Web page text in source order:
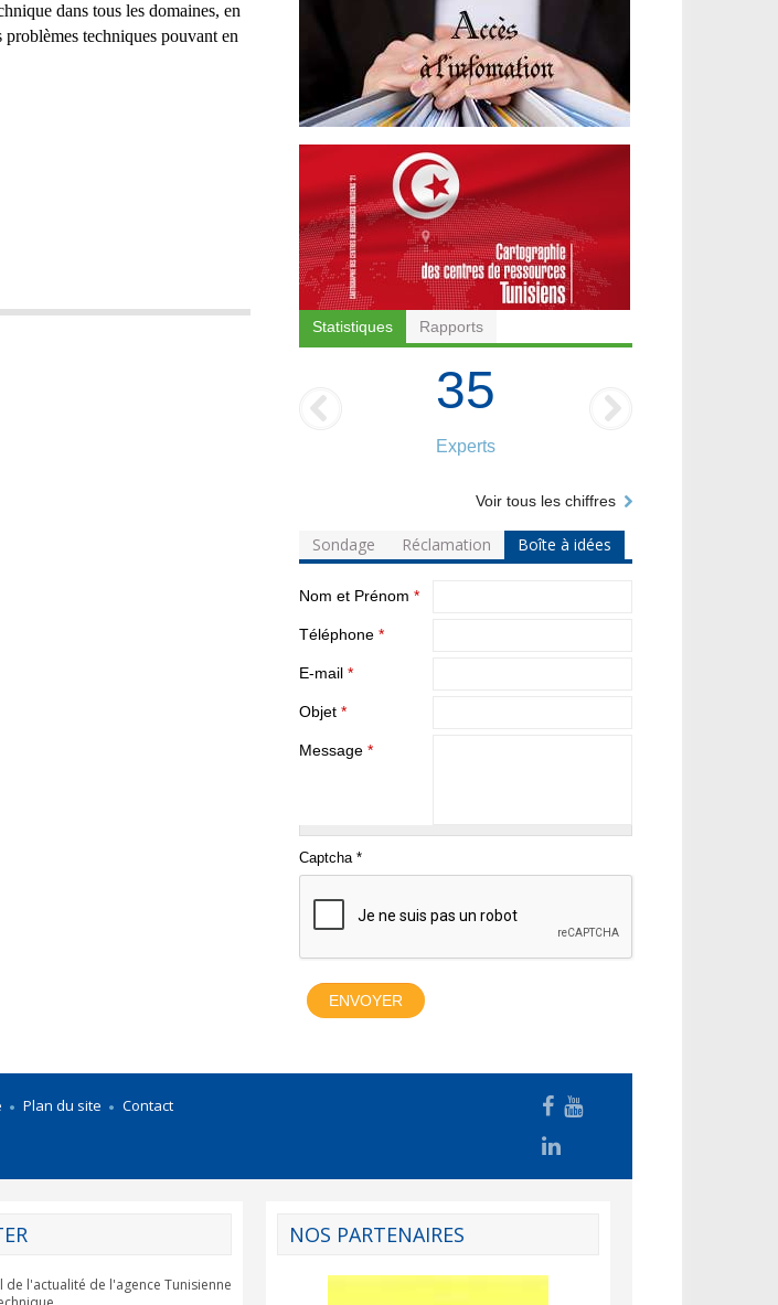
dans tous les domaines, en
techniques pouvant en
Statistiques Rapports
35
Experts
Voir tous les chiffres
Sondage Réclamation Boîte à idées
Nom et Prénom *
Téléphone *
E-mail *
Objet *
Message *
Plan du site Contact
NOS PARTENAIRES
de l'actualité de l'agence Tunisienne